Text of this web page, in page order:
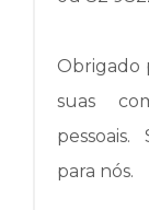
Obrigado
suas
pessoais.
para nós.